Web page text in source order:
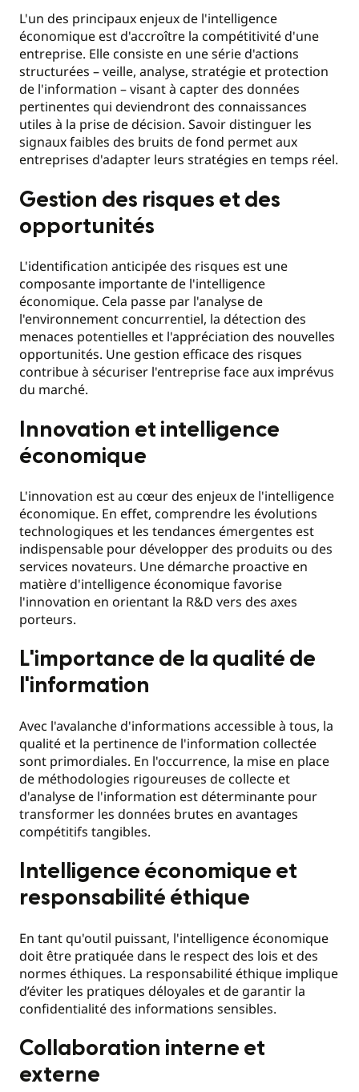
L'un des principaux enjeux de l'intelligence
économique est d'accroître la compétitivité d'une
entreprise. Elle consiste en une série d'actions
structurées – veille, analyse, stratégie et protection
de l'information – visant à capter des données
pertinentes qui deviendront des connaissances
utiles à la prise de décision. Savoir distinguer les
signaux faibles des bruits de fond permet aux
entreprises d'adapter leurs stratégies en temps réel.
Gestion des risques et des
opportunités
L'identification anticipée des risques est une
composante importante de l'intelligence
économique. Cela passe par l'analyse de
l'environnement concurrentiel, la détection des
menaces potentielles et l'appréciation des nouvelles
opportunités. Une gestion efficace des risques
contribue à sécuriser l'entreprise face aux imprévus
du marché.
Innovation et intelligence
économique
L'innovation est au cœur des enjeux de l'intelligence
économique. En effet, comprendre les évolutions
technologiques et les tendances émergentes est
indispensable pour développer des produits ou des
services novateurs. Une démarche proactive en
matière d'intelligence économique favorise
l'innovation en orientant la R&D vers des axes
porteurs.
L'importance de la qualité de
l'information
Avec l'avalanche d'informations accessible à tous, la
qualité et la pertinence de l'information collectée
sont primordiales. En l'occurrence, la mise en place
de méthodologies rigoureuses de collecte et
d'analyse de l'information est déterminante pour
transformer les données brutes en avantages
compétitifs tangibles.
Intelligence économique et
responsabilité éthique
En tant qu'outil puissant, l'intelligence économique
doit être pratiquée dans le respect des lois et des
normes éthiques. La responsabilité éthique implique
d’éviter les pratiques déloyales et de garantir la
confidentialité des informations sensibles.
Collaboration interne et
externe